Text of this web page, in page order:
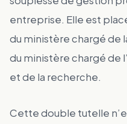
entreprise. Elle est
du ministère chargé de
du ministère chargé de
et de la recherche.
Cette double tutelle